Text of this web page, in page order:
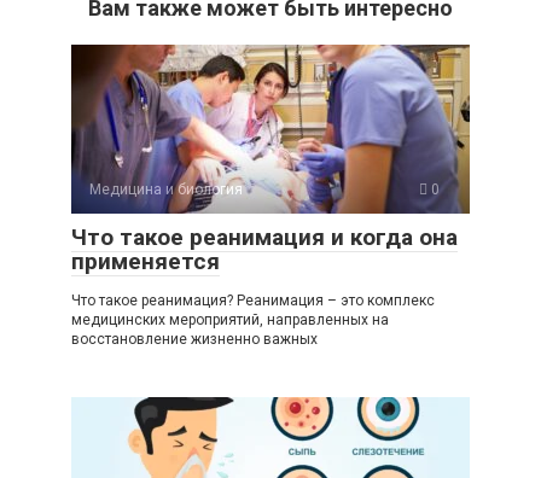
Вам также может быть интересно
Медицина и биология 0
Что такое реанимация и когда она
применяется
Что такое реанимация? Реанимация – это комплекс
медицинских мероприятий, направленных на
восстановление жизненно важных